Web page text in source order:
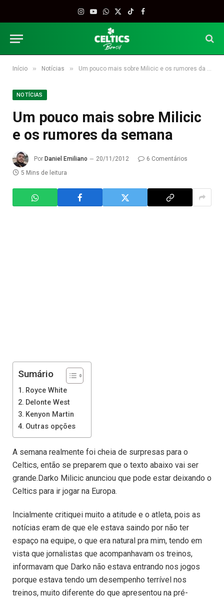
Instagram
YouTube
WhatsApp
X
TikTokFacebook
Início » Notícias » Um pouco mais sobre Milicic e os rumores da semana
NOTÍCIAS
Um pouco mais sobre Milicic
e os rumores da semana
Por Daniel Emiliano 20/11/2012
6 Comentários
5 Mins de leitura
Sumário
Royce White
Delonte West
Kenyon Martin
Outras opções
A semana realmente foi cheia de surpresas para o
Celtics, então se preparem que o texto abaixo vai ser
grande.Darko Milicic anunciou que pode estar deixando o
Celtics para ir jogar na Europa.
Incialmente critiquei muito a atitude e o atleta, pois as
notícias eram de que ele estava saindo por não ter
espaço na equipe, o que era natural pra mim, tendo em
vista que jornalistas que acompanhavam os treinos,
informavam que Darko não estava entrando nos jogos
porque estava tendo um desempenho terrível nos
treinos, muito diferente do que apresentou na pré-